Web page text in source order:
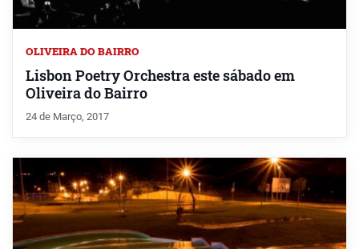
OLIVEIRA DO BAIRRO
Lisbon Poetry Orchestra este sábado em
Oliveira do Bairro
24 de Março, 2017